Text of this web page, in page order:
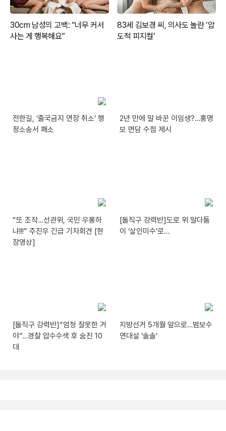
전한길, ‘출국금지 연장 취소’ 행
정소송서 패소
2년 만에 말 바꾼 이임생?…홍명
보 면담 수첩 제시
“또 조작…선관위, 국민 우롱하
냐!!!” 주진우 긴급 기자회견 [현
장영상]
[돌직구 강력반]도로 위 말다툼
이 ‘살인미수’로…
[돌직구 강력반]“엄청 잘못한 거
야”…경찰 압수수색 후 숨진 10
대
지방선거 5개월 앞으로…범보수
연대설 ‘솔솔’